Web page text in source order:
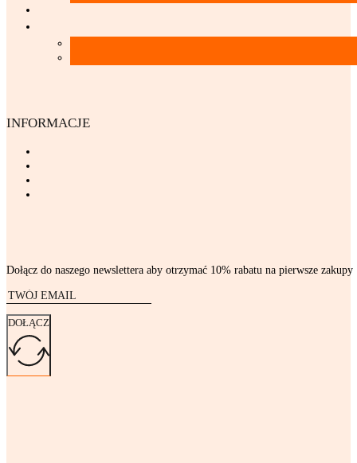
INFORMACJE
Dołącz do naszego newslettera aby otrzymać 10% rabatu na pierwsze zakupy
DOŁĄCZ